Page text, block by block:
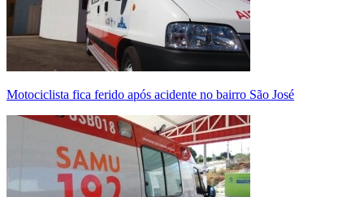
Motociclista fica ferido após acidente no bairro São José